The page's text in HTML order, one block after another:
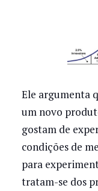
Ele argumenta
um novo
gostam de
condições de
para
tratam-se dos